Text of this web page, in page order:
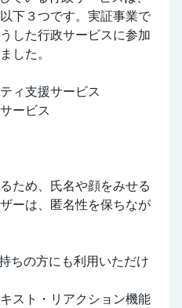
下３つです。実証事業で
した行政サービスに参加
した。
ィ支援サービス
ービス
ため、氏名や顔をみせる
ーは、匿名性を保ちなが
ちの方にも利用いただけ
スト・リアクション機能